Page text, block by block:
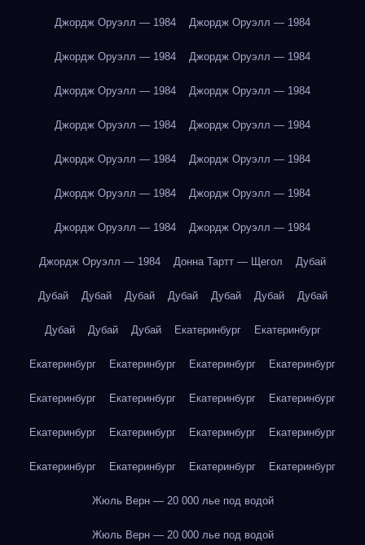
Джордж Оруэлл — 1984 Джордж Оруэлл — 1984
Джордж Оруэлл — 1984 Джордж Оруэлл — 1984
Джордж Оруэлл — 1984 Джордж Оруэлл — 1984
Джордж Оруэлл — 1984 Джордж Оруэлл — 1984
Джордж Оруэлл — 1984 Джордж Оруэлл — 1984
Джордж Оруэлл — 1984 Джордж Оруэлл — 1984
Джордж Оруэлл — 1984 Джордж Оруэлл — 1984
Джордж Оруэлл — 1984 Донна Тартт — Щегол Дубай
Дубай Дубай Дубай Дубай Дубай Дубай Дубай
Дубай Дубай Дубай Екатеринбург Екатеринбург
Екатеринбург Екатеринбург Екатеринбург Екатеринбург
Екатеринбург Екатеринбург Екатеринбург Екатеринбург
Екатеринбург Екатеринбург Екатеринбург Екатеринбург
Екатеринбург Екатеринбург Екатеринбург Екатеринбург
Жюль Верн — 20 000 лье под водой
Жюль Верн — 20 000 лье под водой